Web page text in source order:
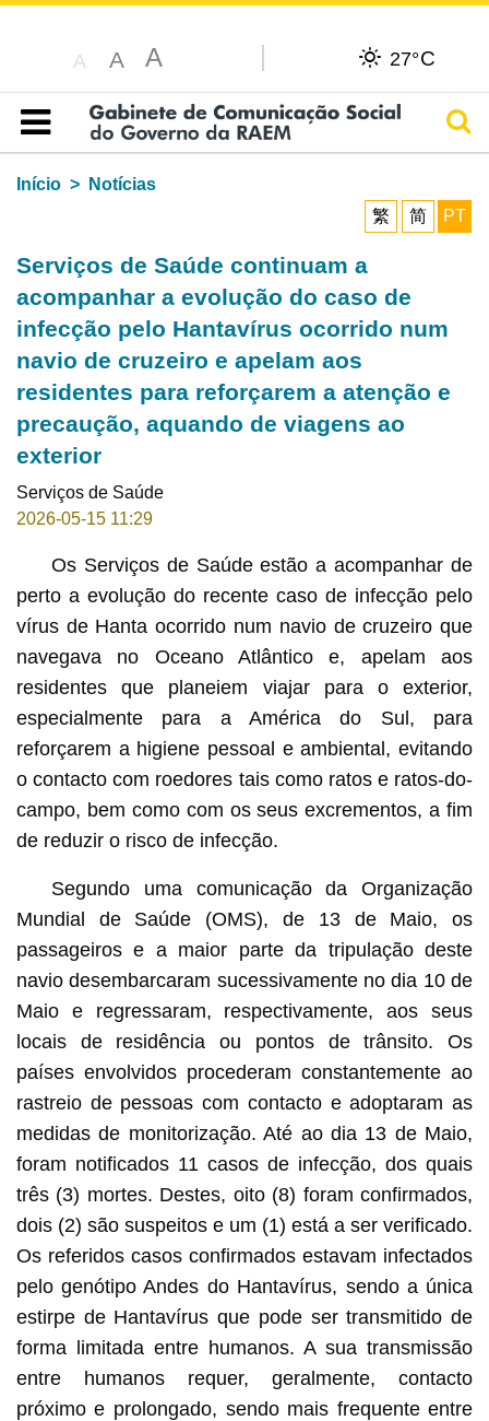
A A A 27°C
Índice
Início
Notícias
繁
简 PT
Serviços de Saúde continuam a
acompanhar a evolução do caso de
infecção pelo Hantavírus ocorrido num
navio de cruzeiro e apelam aos
residentes para reforçarem a atenção e
precaução, aquando de viagens ao
exterior
Serviços de Saúde
2026-05-15 11:29
Os Serviços de Saúde estão a acompanhar de
perto a evolução do recente caso de infecção pelo
vírus de Hanta ocorrido num navio de cruzeiro que
navegava no Oceano Atlântico e, apelam aos
residentes que planeiem viajar para o exterior,
especialmente para a América do Sul, para
reforçarem a higiene pessoal e ambiental, evitando
o contacto com roedores tais como ratos e ratos-do-
campo, bem como com os seus excrementos, a fim
de reduzir o risco de infecção.
Segundo uma comunicação da Organização
Mundial de Saúde (OMS), de 13 de Maio, os
passageiros e a maior parte da tripulação deste
navio desembarcaram sucessivamente no dia 10 de
Maio e regressaram, respectivamente, aos seus
locais de residência ou pontos de trânsito. Os
países envolvidos procederam constantemente ao
rastreio de pessoas com contacto e adoptaram as
medidas de monitorização. Até ao dia 13 de Maio,
foram notificados 11 casos de infecção, dos quais
três (3) mortes. Destes, oito (8) foram confirmados,
dois (2) são suspeitos e um (1) está a ser verificado.
Os referidos casos confirmados estavam infectados
pelo genótipo Andes do Hantavírus, sendo a única
estirpe de Hantavírus que pode ser transmitido de
forma limitada entre humanos. A sua transmissão
entre humanos requer, geralmente, contacto
próximo e prolongado, sendo mais frequente entre